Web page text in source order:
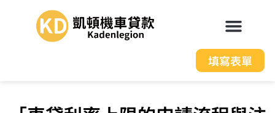
填寫表單